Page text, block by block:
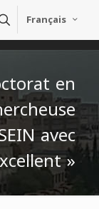
Français
en
avec
»